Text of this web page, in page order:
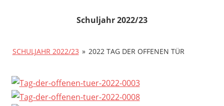
Schuljahr 2022/23
SCHULJAHR 2022/23 » 2022 TAG DER OFFENEN TÜR